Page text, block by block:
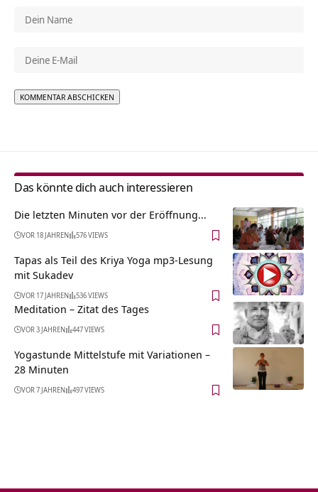
Das könnte dich auch interessieren
Die letzten Minuten vor der Eröffnung…
VOR 18 JAHREN 576 VIEWS
Tapas als Teil des Kriya Yoga mp3-Lesung
mit Sukadev
VOR 17 JAHREN 536 VIEWS
Meditation – Zitat des Tages
VOR 3 JAHREN 447 VIEWS
Yogastunde Mittelstufe mit Variationen –
28 Minuten
VOR 7 JAHREN 497 VIEWS